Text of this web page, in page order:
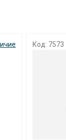
Код: 7573